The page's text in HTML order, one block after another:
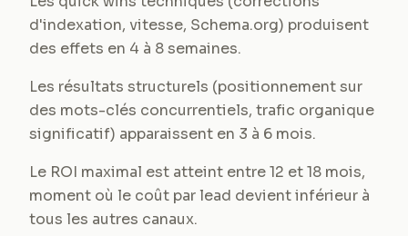
d'indexation, vitesse, Schema.org) produisent
des effets en 4 à 8 semaines.
Les résultats structurels (positionnement sur
des mots-clés concurrentiels, trafic organique
significatif) apparaissent en 3 à 6 mois.
Le ROI maximal est atteint entre 12 et 18 mois,
moment où le coût par lead devient inférieur à
tous les autres canaux.